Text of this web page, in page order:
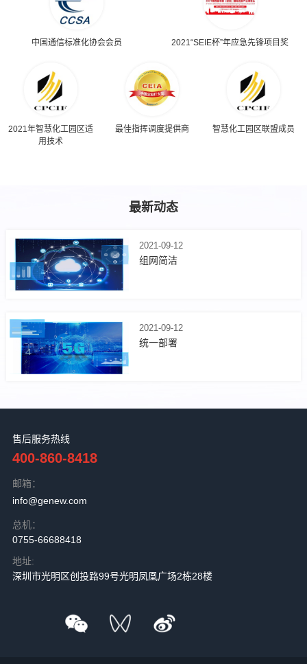
中国通信标准化协会会员 2021“SEIE杯”年应急先锋项目奖
2021年智慧化工园区适
用技术
最佳指挥调度提供商 智慧化工园区联盟成员
最新动态
2021-09-12
组网简洁
2021-09-12
统一部署
售后服务热线
400-860-8418
邮箱：
info@genew.com
总机：
0755-66688418
地址:
深圳市光明区创投路99号光明凤凰广场2栋28楼